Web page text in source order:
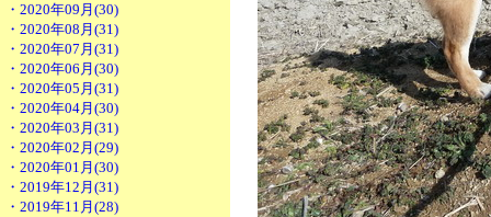
・2020年09月(30)
・2020年08月(31)
・2020年07月(31)
・2020年06月(30)
・2020年05月(31)
・2020年04月(30)
・2020年03月(31)
・2020年02月(29)
・2020年01月(30)
・2019年12月(31)
・2019年11月(28)